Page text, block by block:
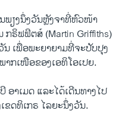
ພຽງນຶ່ງວັນຫຼັງຈາທີ່ຫົວໜ້າ
ຣິຟຟິຕສ໌ (Martin Griffiths)
ເພື່ອພະຍາຍາມທີ່ຈະປັບປຸງ
າກເໜືອຂອງເອທິໂອເປຍ.
າເມດ ແລະໄດ້ເດີນທາງໄປ
ຂດທິເກຣ ໄລຍະນຶ່ງວັນ.